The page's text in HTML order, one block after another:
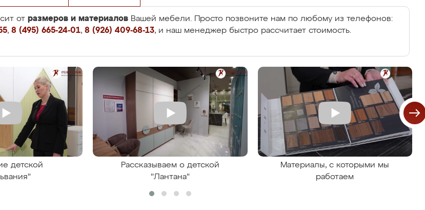
от размеров и материалов Вашей мебели. Просто позвоните нам по любому из телефонов:
, 8 (495) 665-24-01, 8 (926) 409-68-13, и наш менеджер быстро рассчитает стоимость.
детской
Рассказываем о детской
"Лантана"
Материалы, с которыми мы
работаем